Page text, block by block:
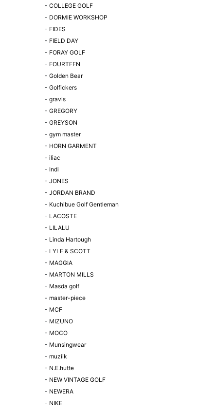
- COLLEGE GOLF
- DORMIE WORKSHOP
- FIDES
- FIELD DAY
- FORAY GOLF
- FOURTEEN
- Golden Bear
- Golfickers
- gravis
- GREGORY
- GREYSON
- gym master
- HORN GARMENT
- iliac
- Indi
- JONES
- JORDAN BRAND
- Kuchibue Golf Gentleman
- LACOSTE
- LILALU
- Linda Hartough
- LYLE & SCOTT
- MAGGIA
- MARTON MILLS
- Masda golf
- master-piece
- MCF
- MIZUNO
- MOCO
- Munsingwear
- muziik
- N.E.hutte
- NEW VINTAGE GOLF
- NEWERA
- NIKE